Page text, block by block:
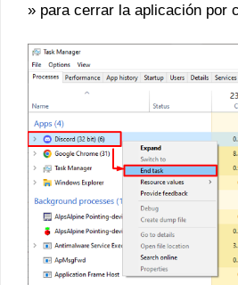
» para cerrar la aplicación por